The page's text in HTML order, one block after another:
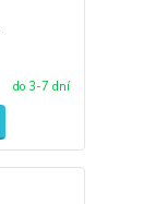
do 3-7 dní